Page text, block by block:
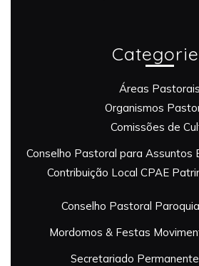
Áreas Pastorais
Organismos
Comissões de
Conselho Pastoral para Assuntos
Contribuição Local CPAE
Conselho Pastoral
Mordomos & Festas
Secretariado